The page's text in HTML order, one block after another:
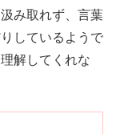
み取れず、言葉
しているようで
解してくれな